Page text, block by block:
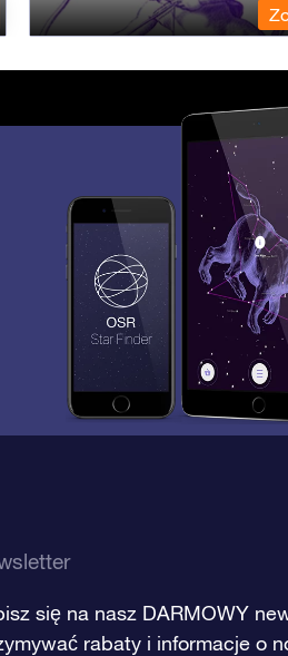
się na nasz DARMOWY
rabaty i informacje o